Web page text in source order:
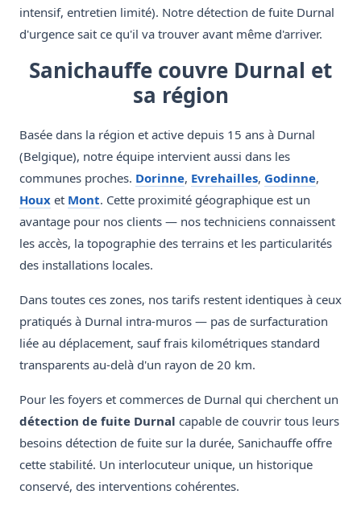
intensif, entretien limité). Notre détection de fuite Durnal
d'urgence sait ce qu'il va trouver avant même d'arriver.
Sanichauffe couvre Durnal et
sa région
Basée dans la région et active depuis 15 ans à Durnal
(Belgique), notre équipe intervient aussi dans les
communes proches. Dorinne, Evrehailles, Godinne,
Houx et Mont. Cette proximité géographique est un
avantage pour nos clients — nos techniciens connaissent
les accès, la topographie des terrains et les particularités
des installations locales.
Dans toutes ces zones, nos tarifs restent identiques à ceux
pratiqués à Durnal intra-muros — pas de surfacturation
liée au déplacement, sauf frais kilométriques standard
transparents au-delà d'un rayon de 20 km.
Pour les foyers et commerces de Durnal qui cherchent un
détection de fuite Durnal capable de couvrir tous leurs
besoins détection de fuite sur la durée, Sanichauffe offre
cette stabilité. Un interlocuteur unique, un historique
conservé, des interventions cohérentes.